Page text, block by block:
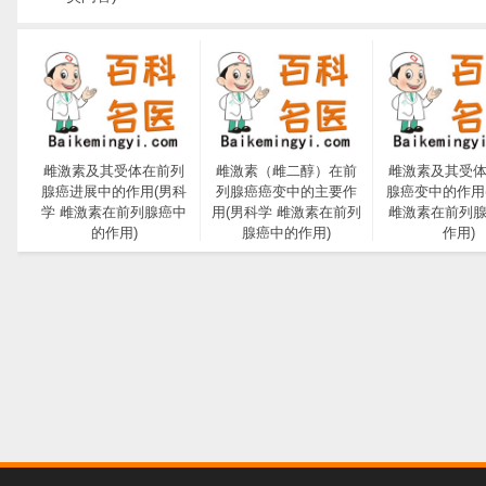
雌激素及其受体在前列
腺癌进展中的作用(男科
学 雌激素在前列腺癌中
的作用)
雌激素（雌二醇）在前
列腺癌癌变中的主要作
用(男科学 雌激素在前列
腺癌中的作用)
雌激素及其受
腺癌变中的作
雌激素在前列
作用)